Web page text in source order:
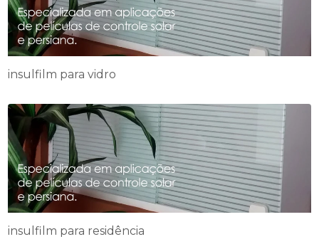
insulfilm para vidro
insulfilm para residência